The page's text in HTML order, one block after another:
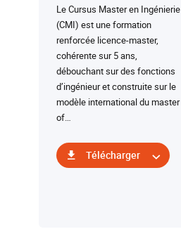
Le Cursus Master en Ingénierie
(CMI) est une formation
renforcée licence-master,
cohérente sur 5 ans,
débouchant sur des fonctions
d’ingénieur et construite sur le
modèle international du master
of…
Télécharger